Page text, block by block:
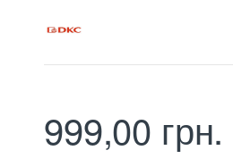
999,00 грн.